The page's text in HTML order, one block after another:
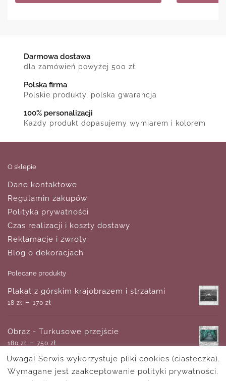
Darmowa dostawa
dla zamówień powyżej 500 zł
Polska firma
Polskie produkty, polska gwarancja
100% personalizacji
Każdy produkt dopasujemy wymiarem i kolorem
O sklepie
Dane kontaktowe
Regulamin zakupów
Polityka prywatności
Czas realizacji i koszty dostawy
Reklamacje i zwroty
Blog o dekoracjach
Polecane produkty
Plakat z górskim krajobrazem i strzałami
18 zł – 170 zł
Obraz - Turkusowe przejście
180 zł – 750 zł
Plakat- fioletowe drzewo
Uwaga! Serwis wykorzystuje pliki cookies (ciasteczka).
Wymagane jest zaakceptowanie polityki prywatności.